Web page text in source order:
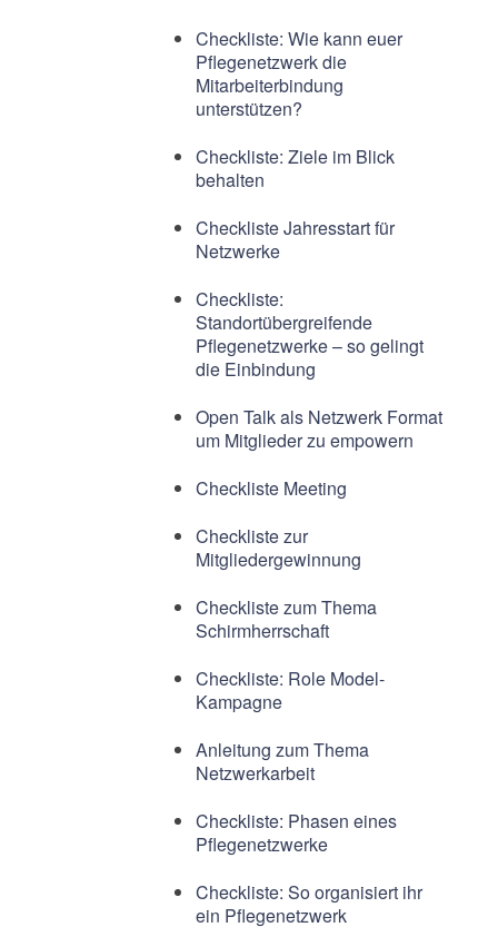
Checkliste: Wie kann euer
Pflegenetzwerk die
Mitarbeiterbindung
unterstützen?
Checkliste: Ziele im Blick
behalten
Checkliste Jahresstart für
Netzwerke
Checkliste:
Standortübergreifende
Pflegenetzwerke – so gelingt
die Einbindung
Open Talk als Netzwerk Format
um Mitglieder zu empowern
Checkliste Meeting
Checkliste zur
Mitgliedergewinnung
Checkliste zum Thema
Schirmherrschaft
Checkliste: Role Model-
Kampagne
Anleitung zum Thema
Netzwerkarbeit
Checkliste: Phasen eines
Pflegenetzwerke
Checkliste: So organisiert ihr
ein Pflegenetzwerk